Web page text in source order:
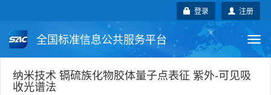
注册
登录
全国标准信息公共服务平台
国家标准 行业标准 地方标准
纳米技术 镉硫族化物胶体量子点表征 紫外-可见吸
收光谱法